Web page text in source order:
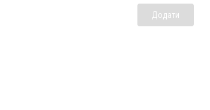
Додати